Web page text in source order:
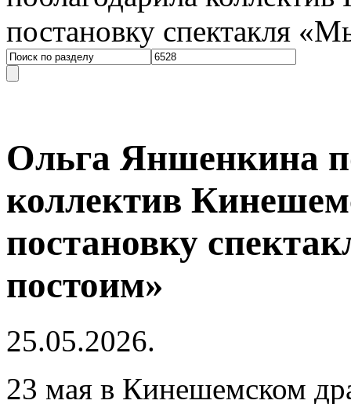
постановку спектакля
Ольга Яншенкина
коллектив
постановку
постоим»
25.05.2026.
23 мая в Кинешемском